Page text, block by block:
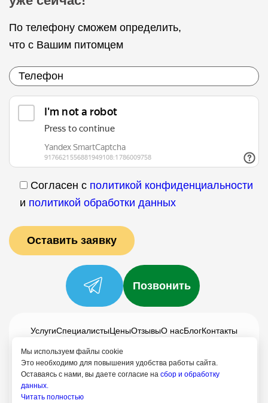
По телефону сможем определить,
что с Вашим питомцем
Согласен с политикой конфиденциальности
и политикой обработки данных
Мы используем файлы cookie
Это необходимо для повышения удобства работы сайта.
Оставаясь с нами, вы даете согласие на сбор и обработку
данных.
Читать полностью
Позвонить
УслугиСпециалистыЦеныОтзывыО насБлогКонтакты
Политика конфиденциальности
Согласие на обработку